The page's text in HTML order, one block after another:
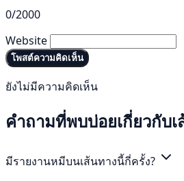
0/2000
Website
โพสต์ความคิดเห็น
ยังไม่มีความคิดเห็น
คำถามที่พบบ่อยเกี่ยวกับ
มีรายงานหมีบนเส้นทางนี้กี่ครั้ง?